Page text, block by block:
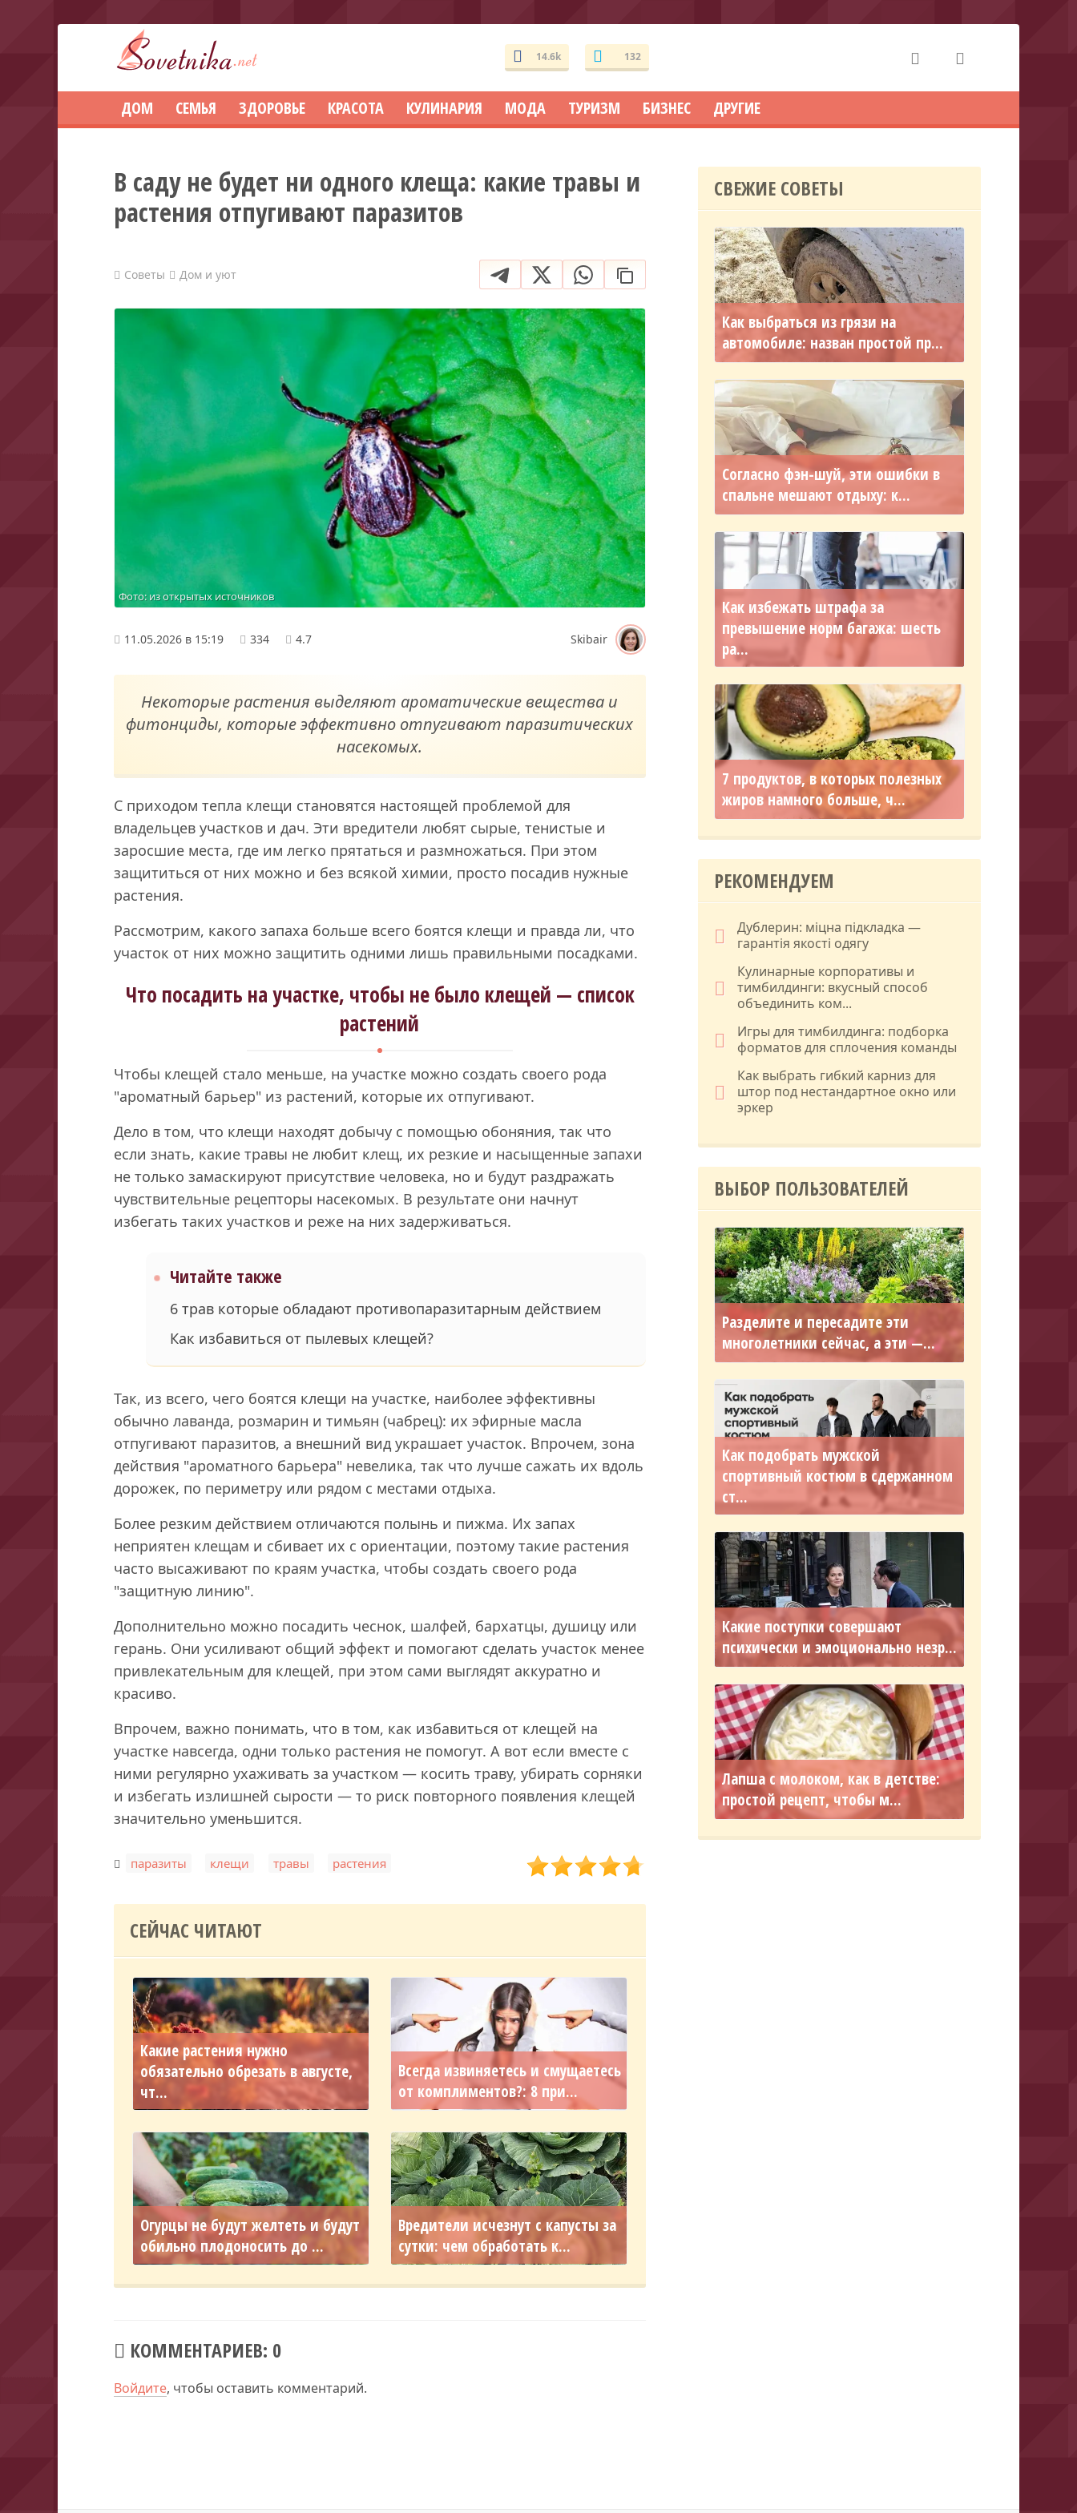
14.6k 132
ДОМ СЕМЬЯ ЗДОРОВЬЕ КРАСОТА КУЛИНАРИЯ МОДА ТУРИЗМ БИЗНЕС ДРУГИЕ
В саду не будет ни одного клеща: какие травы и
растения отпугивают паразитов
Советы Дом и уют
Фото: из открытых источников
11.05.2026 в 15:19 334 4.7 Skibair
Некоторые растения выделяют ароматические вещества и
фитонциды, которые эффективно отпугивают паразитических
насекомых.
С приходом тепла клещи становятся настоящей проблемой для
владельцев участков и дач. Эти вредители любят сырые, тенистые и
заросшие места, где им легко прятаться и размножаться. При этом
защититься от них можно и без всякой химии, просто посадив нужные
растения.
Рассмотрим, какого запаха больше всего боятся клещи и правда ли, что
участок от них можно защитить одними лишь правильными посадками.
Что посадить на участке, чтобы не было клещей — список
растений
Чтобы клещей стало меньше, на участке можно создать своего рода
"ароматный барьер" из растений, которые их отпугивают.
Дело в том, что клещи находят добычу с помощью обоняния, так что
если знать, какие травы не любит клещ, их резкие и насыщенные запахи
не только замаскируют присутствие человека, но и будут раздражать
чувствительные рецепторы насекомых. В результате они начнут
избегать таких участков и реже на них задерживаться.
Читайте также
6 трав которые обладают противопаразитарным действием
Как избавиться от пылевых клещей?
Так, из всего, чего боятся клещи на участке, наиболее эффективны
обычно лаванда, розмарин и тимьян (чабрец): их эфирные масла
отпугивают паразитов, а внешний вид украшает участок. Впрочем, зона
действия "ароматного барьера" невелика, так что лучше сажать их вдоль
дорожек, по периметру или рядом с местами отдыха.
Более резким действием отличаются полынь и пижма. Их запах
неприятен клещам и сбивает их с ориентации, поэтому такие растения
часто высаживают по краям участка, чтобы создать своего рода
"защитную линию".
Дополнительно можно посадить чеснок, шалфей, бархатцы, душицу или
герань. Они усиливают общий эффект и помогают сделать участок менее
привлекательным для клещей, при этом сами выглядят аккуратно и
красиво.
Впрочем, важно понимать, что в том, как избавиться от клещей на
участке навсегда, одни только растения не помогут. А вот если вместе с
ними регулярно ухаживать за участком — косить траву, убирать сорняки
и избегать излишней сырости — то риск повторного появления клещей
значительно уменьшится.
паразиты клещи травы растения
СЕЙЧАС ЧИТАЮТ
Какие растения нужно
обязательно обрезать в августе,
чт...
Всегда извиняетесь и смущаетесь
от комплиментов?: 8 при...
Огурцы не будут желтеть и будут
обильно плодоносить до ...
Вредители исчезнут с капусты за
сутки: чем обработать к...
КОММЕНТАРИЕВ: 0
Войдите, чтобы оставить комментарий.
СВЕЖИЕ СОВЕТЫ
Как выбраться из грязи на
автомобиле: назван простой пр...
Согласно фэн-шуй, эти ошибки в
спальне мешают отдыху: к...
Как избежать штрафа за
превышение норм багажа: шесть
ра...
7 продуктов, в которых полезных
жиров намного больше, ч...
РЕКОМЕНДУЕМ
Дублерин: міцна підкладка —
гарантія якості одягу
Кулинарные корпоративы и
тимбилдинги: вкусный способ
объединить ком...
Игры для тимбилдинга: подборка
форматов для сплочения команды
Как выбрать гибкий карниз для
штор под нестандартное окно или
эркер
ВЫБОР ПОЛЬЗОВАТЕЛЕЙ
Разделите и пересадите эти
многолетники сейчас, а эти —...
Как подобрать мужской
спортивный костюм в сдержанном
ст...
Какие поступки совершают
психически и эмоционально незр...
Лапша с молоком, как в детстве:
простой рецепт, чтобы м...